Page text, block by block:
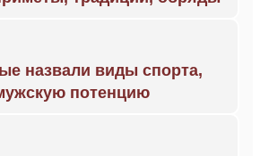
назвали виды спорта,
потенцию